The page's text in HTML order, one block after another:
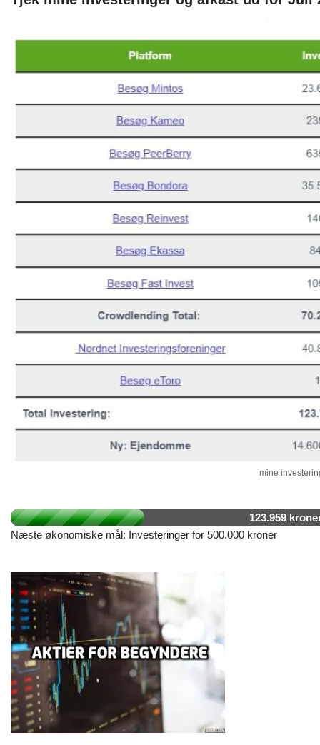
mine
123.959
Næste økonomiske mål: Investeringer for 500.000 kroner